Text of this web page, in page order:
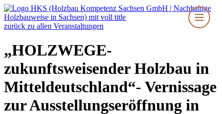
Zum
Inhalt
springen
zurück zu allen Veranstaltungen
„HOLZWEGE-
zukunftsweisender Holzbau in
Mitteldeutschland“- Vernissage
zur Ausstellungseröffnung in